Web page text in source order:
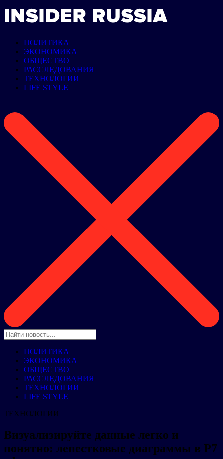
ПОЛИТИКА
ЭКОНОМИКА
ОБЩЕСТВО
РАССЛЕДОВАНИЯ
ТЕХНОЛОГИИ
LIFE STYLE
ПОЛИТИКА
ЭКОНОМИКА
ОБЩЕСТВО
РАССЛЕДОВАНИЯ
ТЕХНОЛОГИИ
LIFE STYLE
ТЕХНОЛОГИИ
Визуализируйте данные легко и
понятно: лепестковые диаграммы в Р7